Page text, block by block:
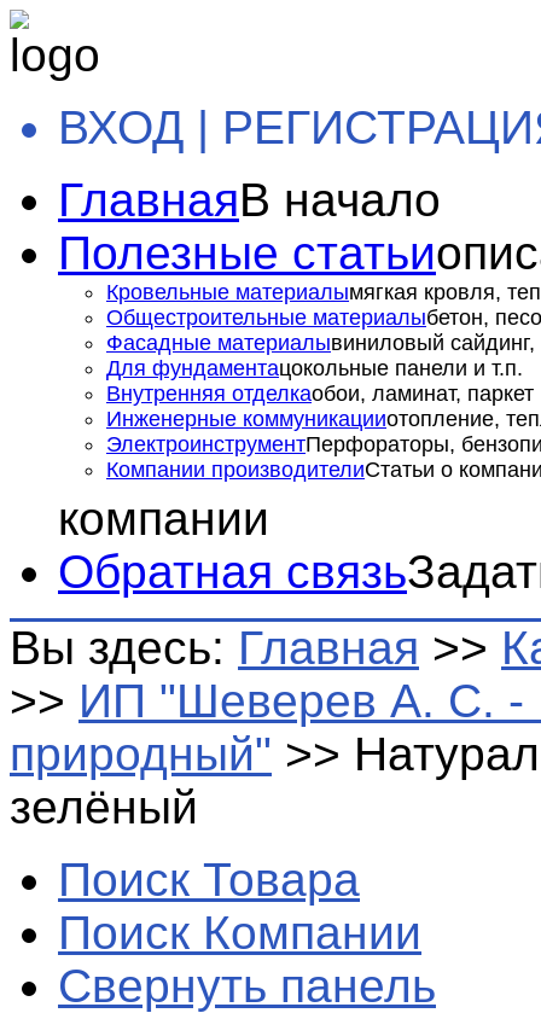
ВХОД |
ГлавнаяВ начало
Полезные статьи
Кровельные материалымягкая кровля,
Общестроительные материалыбетон,
Фасадные материалывиниловый сайдинг,
Для фундаментацокольные панели и т.п.
Внутренняя отделкаобои, ламинат, паркет
Инженерные коммуникацииотопление,
ЭлектроинструментПерфораторы,
Компании производителиСтатьи о
компании
Обратная связь
Вы здесь: Главная >>
>> ИП "Шеверев А. С. -
природный" >>
зелёный
Поиск Товара
Поиск Компании
Свернуть панель